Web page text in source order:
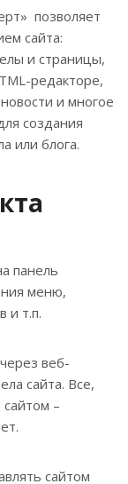
позволяет
сайта:
и страницы,
редакторе,
и многое
создания
или блога.
панель
меню,
и т.п.
веб-
сайта. Все,
–
сайтом